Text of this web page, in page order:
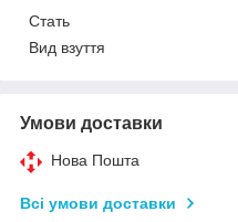
Стать
Вид взуття
Умови доставки
Нова Пошта
Всі умови доставки